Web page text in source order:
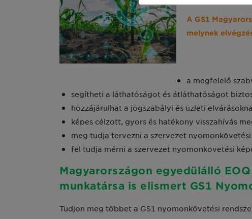
A GS1
melynek
a megfelelő
segítheti a láthatóságot és átláthatóságot
hozzájárulhat a jogszabályi és üzleti
képes célzott, gyors és hatékony visszahívás
meg tudja tervezni a szervezet
fel tudja mérni a szervezet nyomonkövetési
Magyarországon egyedülálló
munkatársa is elismert GS1
Tudjon meg többet a GS1 nyomonkövetési